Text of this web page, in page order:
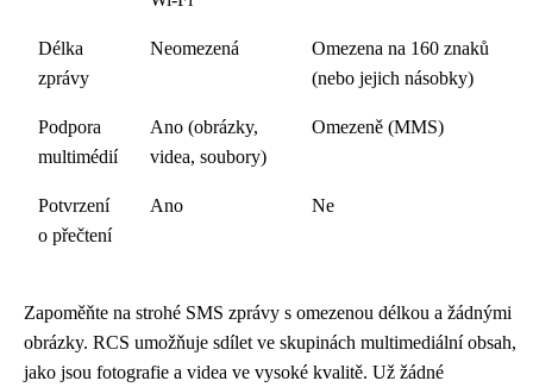
Délka
zprávy
Neomezená
Omezena na 160 znaků
(nebo jejich násobky)
Podpora
multimédií
Ano (obrázky,
videa, soubory)
Omezeně (MMS)
Potvrzení
o přečtení
Ano Ne
Zapoměňte na strohé SMS zprávy s omezenou délkou a žádnými
obrázky. RCS umožňuje sdílet ve skupinách multimediální obsah,
jako jsou fotografie a videa ve vysoké kvalitě. Už žádné